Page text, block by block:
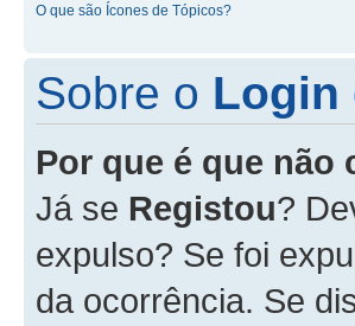
O que são Ícones de Tópicos?
Sobre o Login
Por que é que
Já se Registou?
expulso? Se foi
da ocorrência. Se